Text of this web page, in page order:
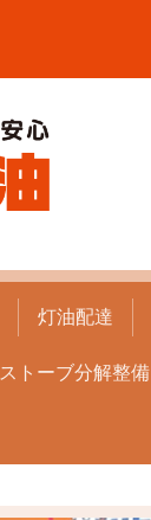
灯油配達
ストーブ分解整備